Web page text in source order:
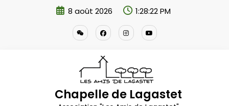
8 août 2026 1:28:22 PM
Chapelle de Lagastet